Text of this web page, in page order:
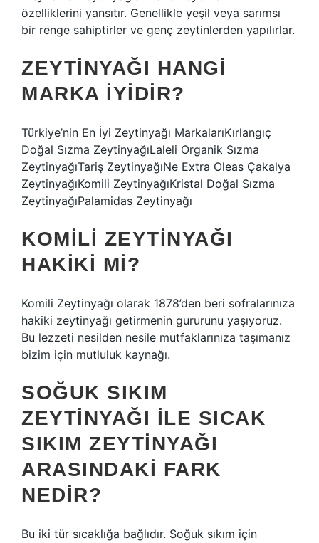
özelliklerini yansıtır. Genellikle yeşil veya sarımsı
bir renge sahiptirler ve genç zeytinlerden yapılırlar.
ZEYTINYAĞI HANGI
MARKA IYIDIR?
Türkiye’nin En İyi Zeytinyağı MarkalarıKırlangıç ​​​​​​​​
Doğal Sızma ZeytinyağıLaleli Organik Sızma
ZeytinyağıTariş ZeytinyağıNe Extra Oleas Çakalya
ZeytinyağıKomili ZeytinyağıKristal Doğal Sızma
ZeytinyağıPalamidas Zeytinyağı
KOMILI ZEYTINYAĞI
HAKIKI MI?
Komili Zeytinyağı olarak 1878’den beri sofralarınıza
hakiki zeytinyağı getirmenin gururunu yaşıyoruz.
Bu lezzeti nesilden nesile mutfaklarınıza taşımanız
bizim için mutluluk kaynağı.
SOĞUK SIKIM
ZEYTINYAĞI ILE SICAK
SIKIM ZEYTINYAĞI
ARASINDAKI FARK
NEDIR?
Bu iki tür sıcaklığa bağlıdır. Soğuk sıkım için